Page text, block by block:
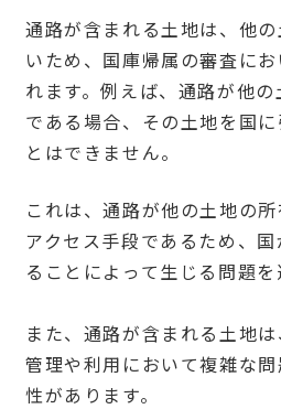
通路が含まれる土地は、他
いため、国庫帰属の審査に
れます。例えば、通路が他
である場合、その土地を国
とはできません。
これは、通路が他の土地の
アクセス手段であるため、
ることによって生じる問題を
また、通路が含まれる土地
管理や利用において複雑な
性があります。